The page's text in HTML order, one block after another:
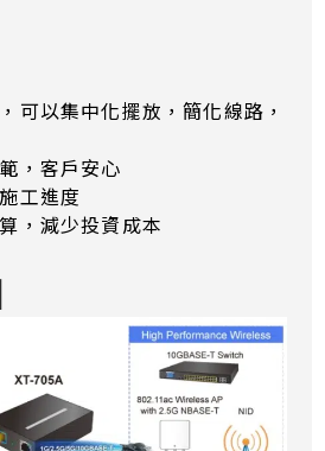
可以集中化擺放，簡化線路，
，客戶安心
工進度
，減少投資成本